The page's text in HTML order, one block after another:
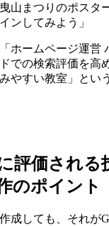
曳山まつりのポスタ
ンしてみよう」
ホームページ運営
での検索評価を高
やすい教室」とい
評価される
のポイント
成しても、それが